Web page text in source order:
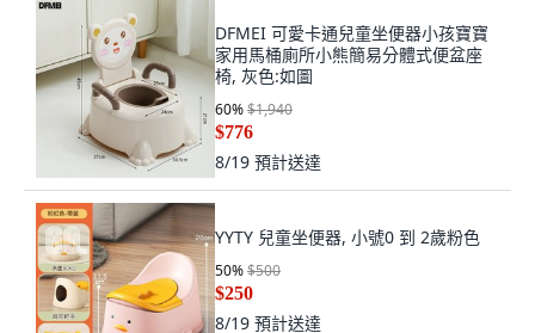
DFMEI 可愛卡通兒童坐便器小孩寶寶
家用馬桶廁所小熊簡易分體式便盆座
椅, 灰色:如圖
60%$1,940
$776
8/19 預計送達
YYTY 兒童坐便器, 小號0 到 2歲粉色
50%$500
$250
8/19 預計送達